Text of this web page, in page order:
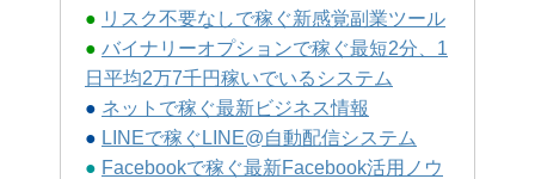
● リスク不要なしで稼ぐ新感覚副業ツール
● バイナリーオプションで稼ぐ最短2分、1
日平均2万7千円稼いでいるシステム
● ネットで稼ぐ最新ビジネス情報
● LINEで稼ぐLINE@自動配信システム
● Facebookで稼ぐ最新Facebook活用ノウ